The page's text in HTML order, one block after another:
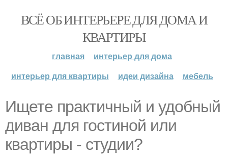
ВСЁ ОБ ИНТЕРЬЕРЕ ДЛЯ ДОМА И
КВАРТИРЫ
главная
интерьер для дома
интерьер для квартиры
идеи дизайна мебель
Ищете практичный и удобный
диван для гостиной или
квартиры - студии?